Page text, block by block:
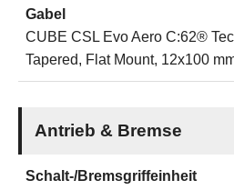
Gabel
CUBE CSL Evo Aero C:62®
Tapered, Flat Mount, 12x100
Antrieb & Bremse
Schalt-/Bremsgriffeinheit